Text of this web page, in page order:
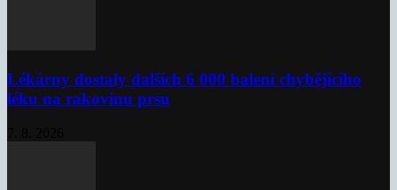
Lékárny dostaly dalších 6 000 balení chybějícího
léku na rakovinu prsu